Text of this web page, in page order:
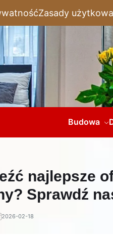
Zasady
Budowa
najlepsze
Sprawdź
2026-02-18